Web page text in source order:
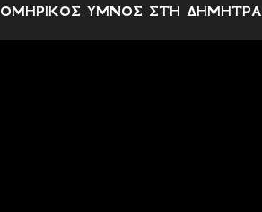
ΟΜΗΡΙΚΟΣ ΥΜΝΟΣ ΣΤΗ ΔΗΜΗΤΡΑ